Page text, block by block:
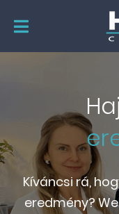
Kíváncsi rá,
eredmény?